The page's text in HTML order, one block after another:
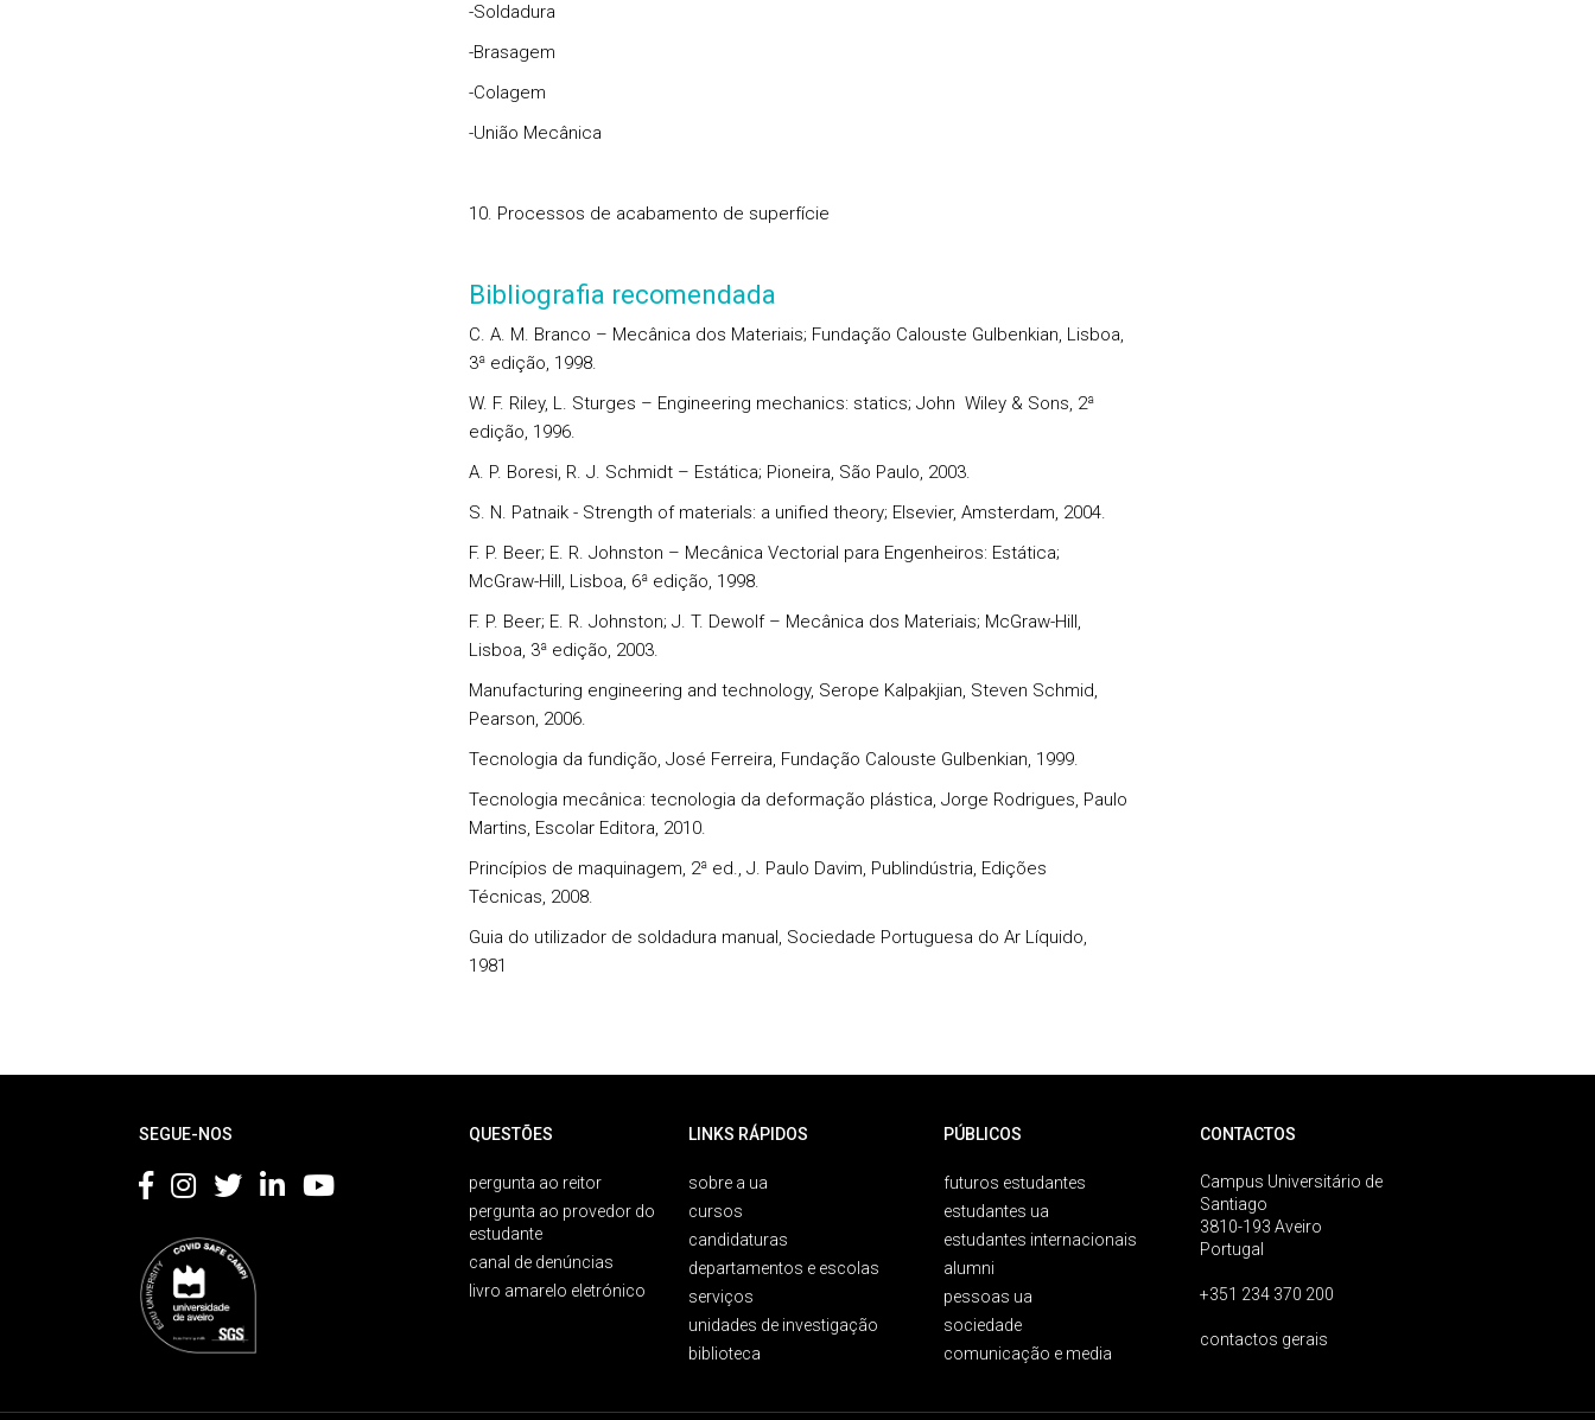
-Soldadura
-Brasagem
-Colagem
-União Mecânica
10. Processos de acabamento de superfície
Bibliografia recomendada
C. A. M. Branco – Mecânica dos Materiais; Fundação Calouste Gulbenkian, Lisboa,
3ª edição, 1998.
W. F. Riley, L. Sturges – Engineering mechanics: statics; John Wiley & Sons, 2ª
edição, 1996.
A. P. Boresi, R. J. Schmidt – Estática; Pioneira, São Paulo, 2003.
S. N. Patnaik - Strength of materials: a unified theory; Elsevier, Amsterdam, 2004.
F. P. Beer; E. R. Johnston – Mecânica Vectorial para Engenheiros: Estática;
McGraw-Hill, Lisboa, 6ª edição, 1998.
F. P. Beer; E. R. Johnston; J. T. Dewolf – Mecânica dos Materiais; McGraw-Hill,
Lisboa, 3ª edição, 2003.
Manufacturing engineering and technology, Serope Kalpakjian, Steven Schmid,
Pearson, 2006.
Tecnologia da fundição, José Ferreira, Fundação Calouste Gulbenkian, 1999.
Tecnologia mecânica: tecnologia da deformação plástica, Jorge Rodrigues, Paulo
Martins, Escolar Editora, 2010.
Princípios de maquinagem, 2ª ed., J. Paulo Davim, Publindústria, Edições
Técnicas, 2008.
Guia do utilizador de soldadura manual, Sociedade Portuguesa do Ar Líquido,
1981
SEGUE-NOS QUESTÕES
pergunta ao reitor
pergunta ao provedor do
estudante
canal de denúncias
livro amarelo eletrónico
LINKS RÁPIDOS
sobre a ua
cursos
candidaturas
departamentos e escolas
serviços
unidades de investigação
biblioteca
PÚBLICOS
futuros estudantes
estudantes ua
estudantes internacionais
alumni
pessoas ua
sociedade
comunicação e media
CONTACTOS
Campus Universitário de
Santiago
3810-193 Aveiro
Portugal
+351 234 370 200
contactos gerais